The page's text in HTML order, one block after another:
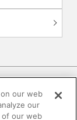
いて
our web
our
of our web